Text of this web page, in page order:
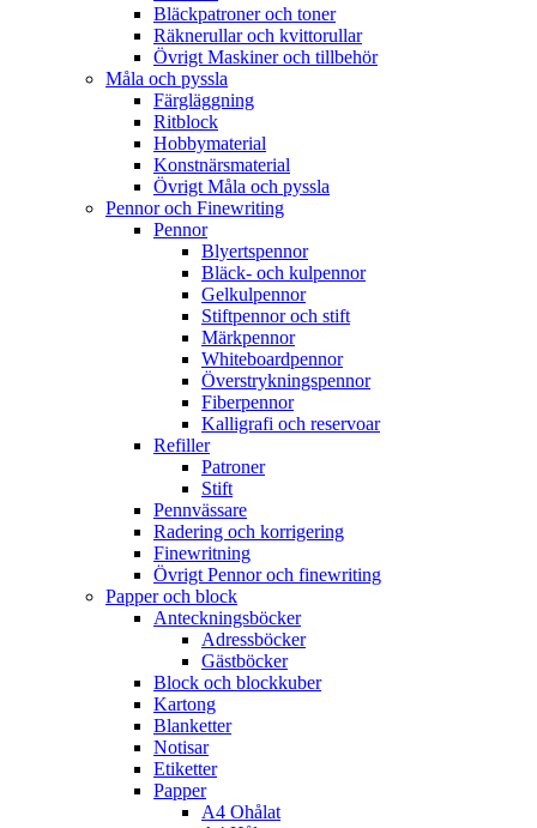
Bläckpatroner och toner
Räknerullar och kvittorullar
Övrigt Maskiner och tillbehör
Måla och pyssla
Färgläggning
Ritblock
Hobbymaterial
Konstnärsmaterial
Övrigt Måla och pyssla
Pennor och Finewriting
Pennor
Blyertspennor
Bläck- och kulpennor
Gelkulpennor
Stiftpennor och stift
Märkpennor
Whiteboardpennor
Överstrykningspennor
Fiberpennor
Kalligrafi och reservoar
Refiller
Patroner
Stift
Pennvässare
Radering och korrigering
Finewritning
Övrigt Pennor och finewriting
Papper och block
Anteckningsböcker
Adressböcker
Gästböcker
Block och blockkuber
Kartong
Blanketter
Notisar
Etiketter
Papper
A4 Ohålat